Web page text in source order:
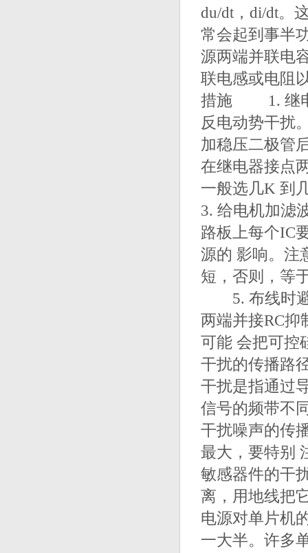
du/dt，di/dt。
常会起到事半
源两端并联电
联电感或电
措施 1. 继电
反电动势干扰
加稳压二极
在继电器接点
一般选几K
3. 给电机加
路板上每个IC
源的 影响。注
短，否则，等
5. 布线时避
两端并接RC抑
可能 会把可
干扰的传播
干扰是指通过
信号的频带不
干扰噪声的传
最大，要特别
敏感器件的干
离，用地线把
电源对单片机
一大半。许多